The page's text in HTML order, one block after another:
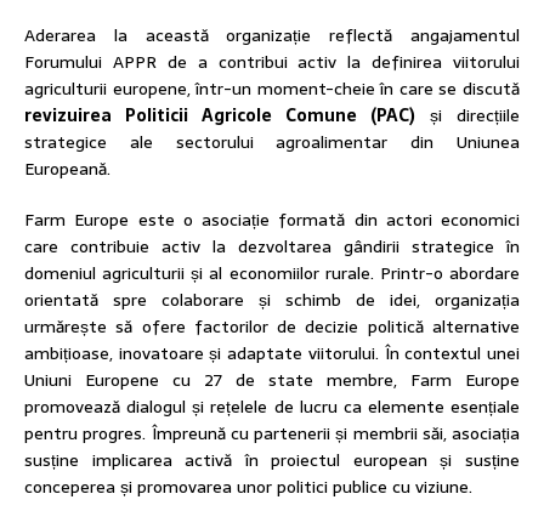
Aderarea la această organizație reflectă angajamentul
Forumului APPR de a contribui activ la definirea viitorului
agriculturii europene, într-un moment-cheie în care se discută
revizuirea Politicii Agricole Comune (PAC) și direcțiile
strategice ale sectorului agroalimentar din Uniunea
Europeană.
Farm Europe este o asociație formată din actori economici
care contribuie activ la dezvoltarea gândirii strategice în
domeniul agriculturii și al economiilor rurale. Printr-o abordare
orientată spre colaborare și schimb de idei, organizația
urmărește să ofere factorilor de decizie politică alternative
ambițioase, inovatoare și adaptate viitorului. În contextul unei
Uniuni Europene cu 27 de state membre, Farm Europe
promovează dialogul și rețelele de lucru ca elemente esențiale
pentru progres. Împreună cu partenerii și membrii săi, asociația
susține implicarea activă în proiectul european și susține
conceperea și promovarea unor politici publice cu viziune.